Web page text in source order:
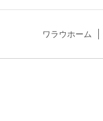
ワラウホーム